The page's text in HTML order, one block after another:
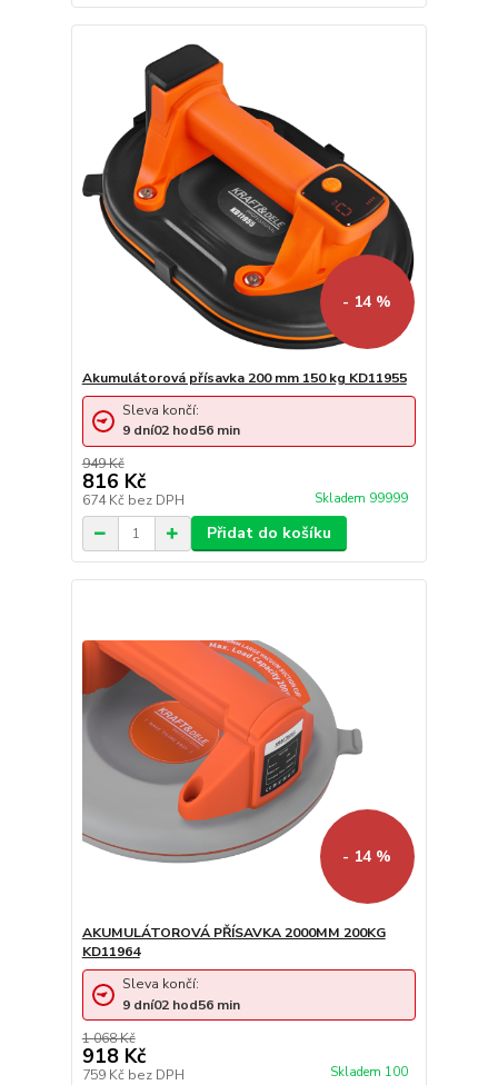
- 14 %
Akumulátorová přísavka 200 mm 150 kg KD11955
949 Kč
816 Kč
674 Kč bez DPH Skladem 99999
Sleva končí:
9 dní02 hod56 min
Přidat do košíku
- 14 %
AKUMULÁTOROVÁ PŘÍSAVKA 2000MM 200KG
KD11964
1 068 Kč
918 Kč
759 Kč bez DPH Skladem 100
Sleva končí:
9 dní02 hod56 min